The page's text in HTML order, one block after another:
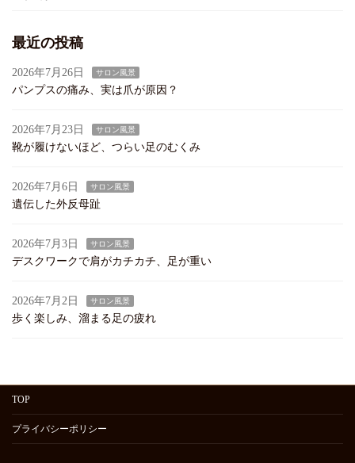
最近の投稿
2026年7月26日 サロン風景
パンプスの痛み、実は爪が原因？
2026年7月23日 サロン風景
靴が履けないほど、つらい足のむくみ
2026年7月6日 サロン風景
遺伝した外反母趾
2026年7月3日 サロン風景
デスクワークで肩がカチカチ、足が重い
2026年7月2日 サロン風景
歩く楽しみ、溜まる足の疲れ
TOP
プライバシーポリシー